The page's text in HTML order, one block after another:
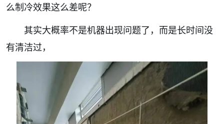
么制冷效果这么差呢？
其实大概率不是机器出现问题了，而是长时间没
有清洁过，